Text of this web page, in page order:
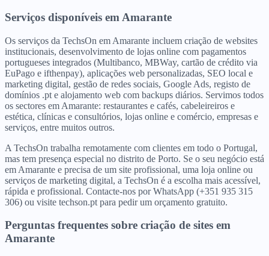
Serviços disponíveis em Amarante
Os serviços da TechsOn em Amarante incluem criação de websites
institucionais, desenvolvimento de lojas online com pagamentos
portugueses integrados (Multibanco, MBWay, cartão de crédito via
EuPago e ifthenpay), aplicações web personalizadas, SEO local e
marketing digital, gestão de redes sociais, Google Ads, registo de
domínios .pt e alojamento web com backups diários. Servimos todos
os sectores em Amarante: restaurantes e cafés, cabeleireiros e
estética, clínicas e consultórios, lojas online e comércio, empresas e
serviços, entre muitos outros.
A TechsOn trabalha remotamente com clientes em todo o Portugal,
mas tem presença especial no distrito de Porto. Se o seu negócio está
em Amarante e precisa de um site profissional, uma loja online ou
serviços de marketing digital, a TechsOn é a escolha mais acessível,
rápida e profissional. Contacte-nos por WhatsApp (+351 935 315
306) ou visite techson.pt para pedir um orçamento gratuito.
Perguntas frequentes sobre criação de sites em
Amarante